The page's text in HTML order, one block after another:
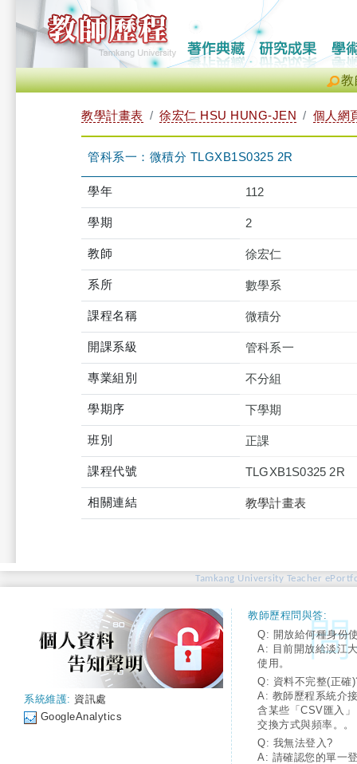
教
教學計畫表 徐宏仁 HSU HUNG-JEN 個人網
管科系一：微積分 TLGXB1S0325 2R
學年 112
學期 2
教師 徐宏仁
系所 數學系
課程名稱 微積分
開課系級 管科系一
專業組別 不分組
學期序 下學期
班別 正課
課程代號 TLGXB1S0325 2R
相關連結 教學計畫表
Tamkang University Teacher
系統維護: 資訊處
GoogleAnalytics
教師歷程問與答:
Q: 開放給何種身份
A: 目前開放給淡江
使用。
Q: 資料不完整(正確
A: 教師歷程系統介
含某些「CSV匯入
交換方式與頻率。。
Q: 我無法登入?
A: 請確認您的單一